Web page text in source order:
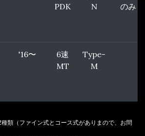
PDK
N
のみ
'16〜
6速
MT
Type-
M
類（ファイン式とコース式がありまので、お問